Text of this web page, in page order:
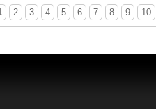
2 3 4 5 6 7 8 9 10